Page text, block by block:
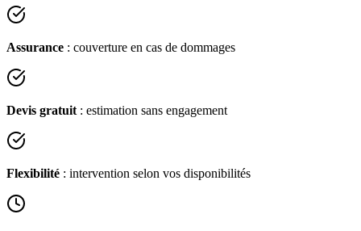
Assurance : couverture en cas de dommages
Devis gratuit : estimation sans engagement
Flexibilité : intervention selon vos disponibilités